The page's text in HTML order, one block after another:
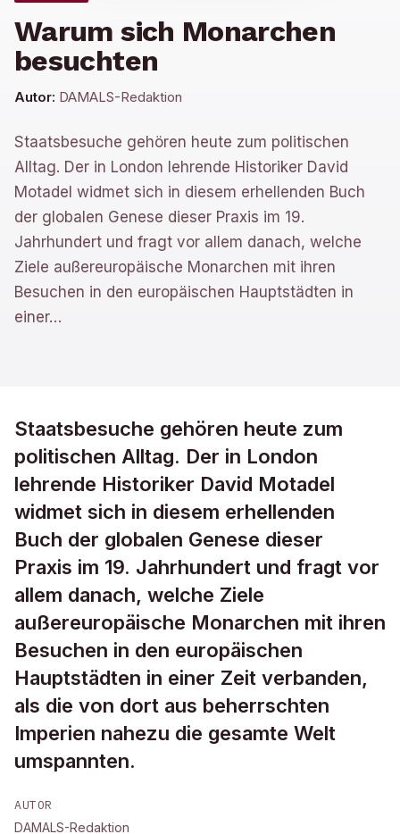
Warum sich Monarchen
besuchten
Autor: DAMALS-Redaktion
Staatsbesuche gehören heute zum politischen
Alltag. Der in London lehrende Historiker David
Motadel widmet sich in diesem erhellenden Buch
der globalen Genese dieser Praxis im 19.
Jahrhundert und fragt vor allem danach, welche
Ziele außereuropäische Monarchen mit ihren
Besuchen in den europäischen Hauptstädten in
einer…
Staatsbesuche gehören heute zum
politischen Alltag. Der in London
lehrende Historiker David Motadel
widmet sich in diesem erhellenden
Buch der globalen Genese dieser
Praxis im 19. Jahrhundert und fragt vor
allem danach, welche Ziele
außereuropäische Monarchen mit ihren
Besuchen in den europäischen
Hauptstädten in einer Zeit verbanden,
als die von dort aus beherrschten
Imperien nahezu die gesamte Welt
umspannten.
AUTOR
DAMALS-Redaktion